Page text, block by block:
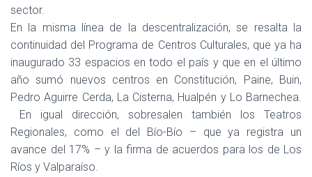
sector.
En la misma línea de la descentralización, se resalta la
continuidad del Programa de Centros Culturales, que ya ha
inaugurado 33 espacios en todo el país y que en el último
año sumó nuevos centros en Constitución, Paine, Buin,
Pedro Aguirre Cerda, La Cisterna, Hualpén y Lo Barnechea.
En igual dirección, sobresalen también los Teatros
Regionales, como el del Bío-Bío – que ya registra un
avance del 17% – y la firma de acuerdos para los de Los
Ríos y Valparaíso.